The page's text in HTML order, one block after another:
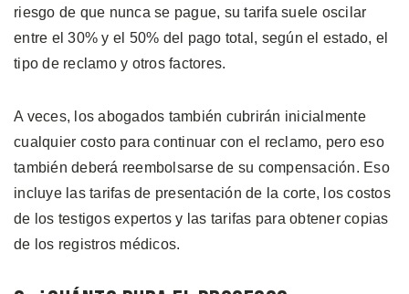
riesgo de que nunca se pague, su tarifa suele oscilar
entre el 30% y el 50% del pago total, según el estado, el
tipo de reclamo y otros factores.
A veces, los abogados también cubrirán inicialmente
cualquier costo para continuar con el reclamo, pero eso
también deberá reembolsarse de su compensación. Eso
incluye las tarifas de presentación de la corte, los costos
de los testigos expertos y las tarifas para obtener copias
de los registros médicos.